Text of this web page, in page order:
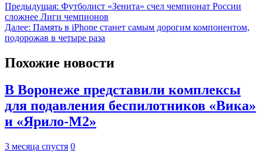
Предыдущая: Футболист «Зенита» счел чемпионат России
сложнее Лиги чемпионов
Далее: Память в iPhone станет самым дорогим компонентом,
подорожав в четыре раза
Похожие новости
В Воронеже представили комплексы
для подавления беспилотников «Вика»
и «Ярило-М2»
3 месяца спустя 0